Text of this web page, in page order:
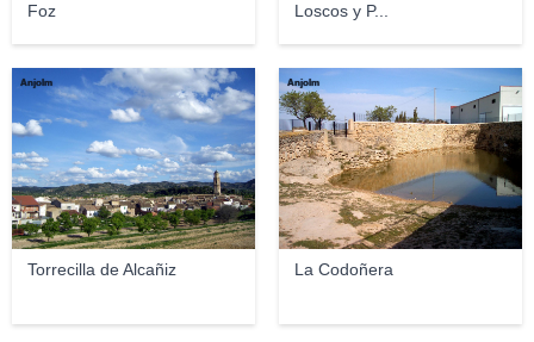
Foz
Loscos y P...
Torrecilla de Alcañiz
Anjolm
La Codoñera
Anjolm